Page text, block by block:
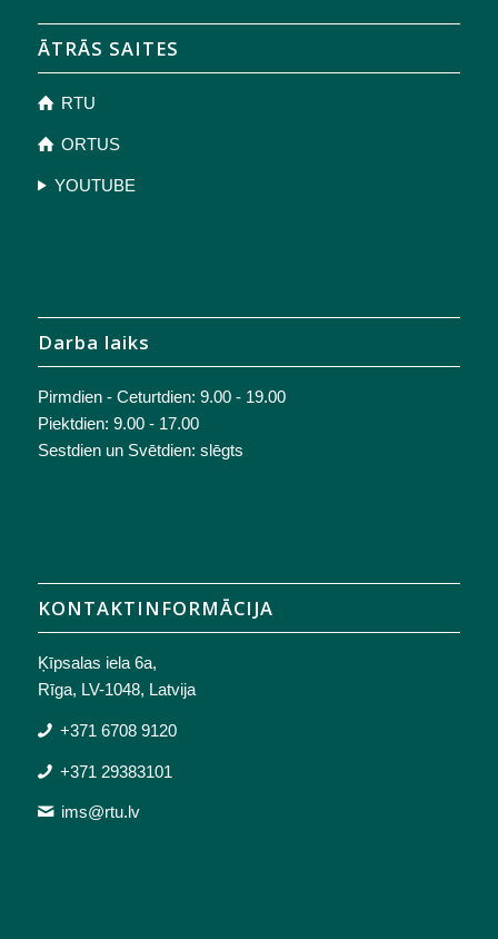
ĀTRĀS SAITES
RTU
ORTUS
YOUTUBE
Darba laiks
Pirmdien - Ceturtdien: 9.00 - 19.00
Piektdien: 9.00 - 17.00
Sestdien un Svētdien: slēgts
KONTAKTINFORMĀCIJA
Ķīpsalas iela 6a,
Rīga, LV-1048, Latvija
+371 6708 9120
+371 29383101
ims@rtu.lv